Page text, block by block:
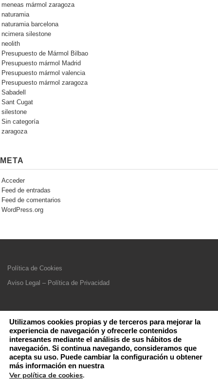
meneas mármol zaragoza
naturamia
naturamia barcelona
ncimera silestone
neolith
Presupuesto de Mármol Bilbao
Presupuesto mármol Madrid
Presupuesto mármol valencia
Presupuesto mármol zaragoza
Sabadell
Sant Cugat
silestone
Sin categoría
zaragoza
META
Acceder
Feed de entradas
Feed de comentarios
WordPress.org
Política de Cookies
Aviso Legal – Política de Privacidad
Utilizamos cookies propias y de terceros para mejorar la
experiencia de navegación y ofrecerle contenidos
interesantes mediante el análisis de sus hábitos de
navegación. Si continua navegando, consideramos que
acepta su uso. Puede cambiar la configuración u obtener
más información en nuestra
Ver política de cookies.